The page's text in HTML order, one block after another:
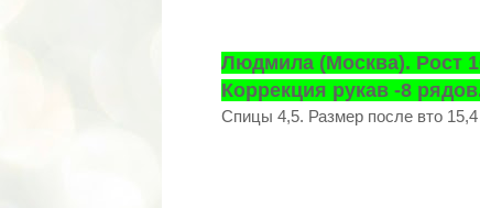
Людмила (Москва). Рост
Коррекция рукав -8
Спицы 4,5. Размер после вто 15,4